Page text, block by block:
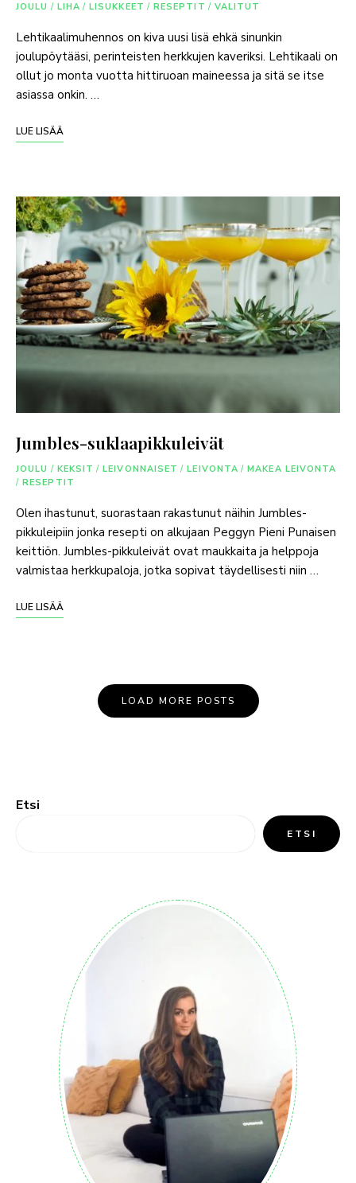
JOULU / LIHA / LISUKKEET / RESEPTIT / VALITUT
Lehtikaalimuhennos on kiva uusi lisä ehkä sinunkin
joulupöytääsi, perinteisten herkkujen kaveriksi. Lehtikaali on
ollut jo monta vuotta hittiruoan maineessa ja sitä se itse
asiassa onkin. …
LUE LISÄÄ
Jumbles-suklaapikkuleivät
JOULU / KEKSIT / LEIVONNAISET / LEIVONTA / MAKEA LEIVONTA
/ RESEPTIT
Olen ihastunut, suorastaan rakastunut näihin Jumbles-
pikkuleipiin jonka resepti on alkujaan Peggyn Pieni Punaisen
keittiön. Jumbles-pikkuleivät ovat maukkaita ja helppoja
valmistaa herkkupaloja, jotka sopivat täydellisesti niin …
LUE LISÄÄ
LOAD MORE POSTS
Etsi
ETSI